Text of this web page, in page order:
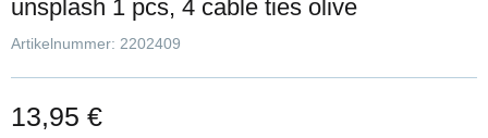
unsplash 1 pcs, 4 cable ties olive
Artikelnummer: 2202409
13,95 €